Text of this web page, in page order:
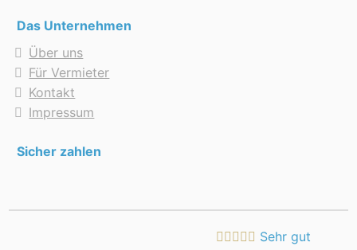
Das Unternehmen
Über uns
Für Vermieter
Kontakt
Impressum
Sicher zahlen
Sehr gut